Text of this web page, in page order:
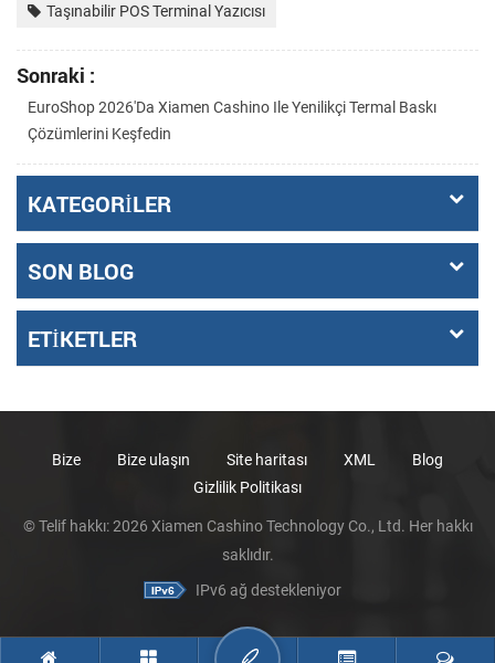
Taşınabilir POS Terminal Yazıcısı
Sonraki :
EuroShop 2026'da Xiamen Cashino Ile Yenilikçi Termal Baskı
Çözümlerini Keşfedin
KATEGORILER
SON BLOG
ETIKETLER
Bize Bize ulaşın Site haritası XML
Blog
Gizlilik Politikası
© Telif hakkı: 2026 Xiamen Cashino Technology Co., Ltd. Her hakkı
saklıdır.
IPv6 ağ destekleniyor